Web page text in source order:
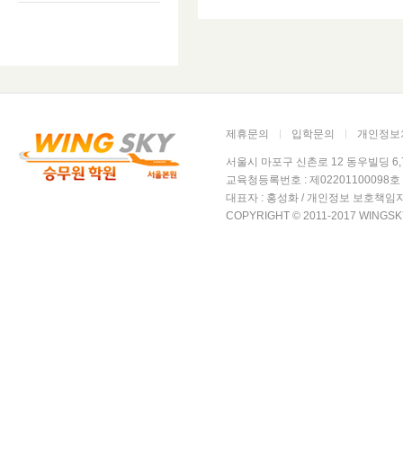
제휴문의 입학문의 개인정보
서울시 마포구 신촌로 12 동우빌딩
교육청등록번호 : 제02201100098
대표자 : 홍성화 / 개인정보 보호책임
COPYRIGHT © 2011-2017